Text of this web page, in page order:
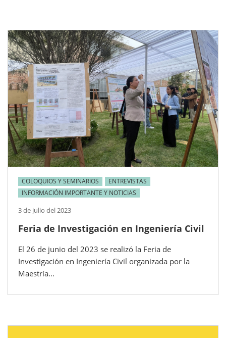
COLOQUIOS Y SEMINARIOS
ENTREVISTAS
INFORMACIÓN IMPORTANTE Y NOTICIAS
3 de julio del 2023
Feria de Investigación en Ingeniería Civil
El 26 de junio del 2023 se realizó la Feria de
Investigación en Ingeniería Civil organizada por la
Maestría...